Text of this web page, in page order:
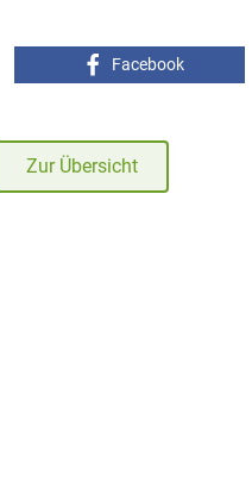
Facebook
Zur Übersicht